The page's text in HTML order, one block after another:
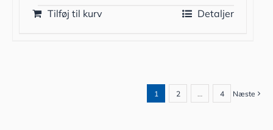
Tilføj til kurv Detaljer
1 2 … 4 Næste